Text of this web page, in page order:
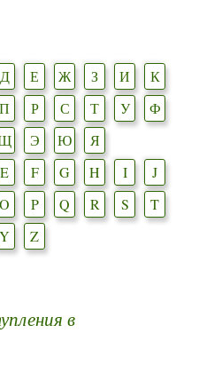
Д Е Ж З И
К
П Р С Т У
Ф
Э Ю
Я
E F G H I
J
O P Q R S
T
Y Z
в